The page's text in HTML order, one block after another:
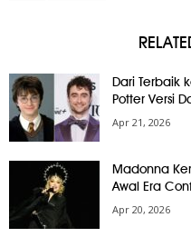
Dari Terbaik
Potter Versi
Apr 21, 2026
Madonna
Awal Era
Apr 20, 2026